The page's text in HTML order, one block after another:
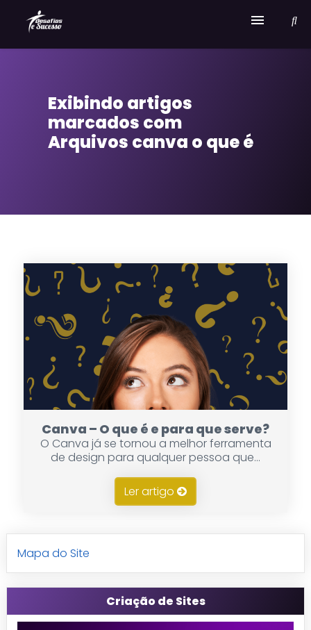
Serviços
Sobre Desafios e Sucesso
Exibindo artigos
marcados com
Arquivos canva o que é
Canva – O que é e para que serve?
O Canva já se tornou a melhor ferramenta
de design para qualquer pessoa que...
Ler artigo
Mapa do Site
Criação de Sites